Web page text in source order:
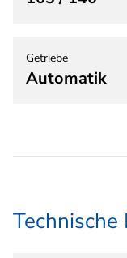
Getriebe
Automatik
Technische